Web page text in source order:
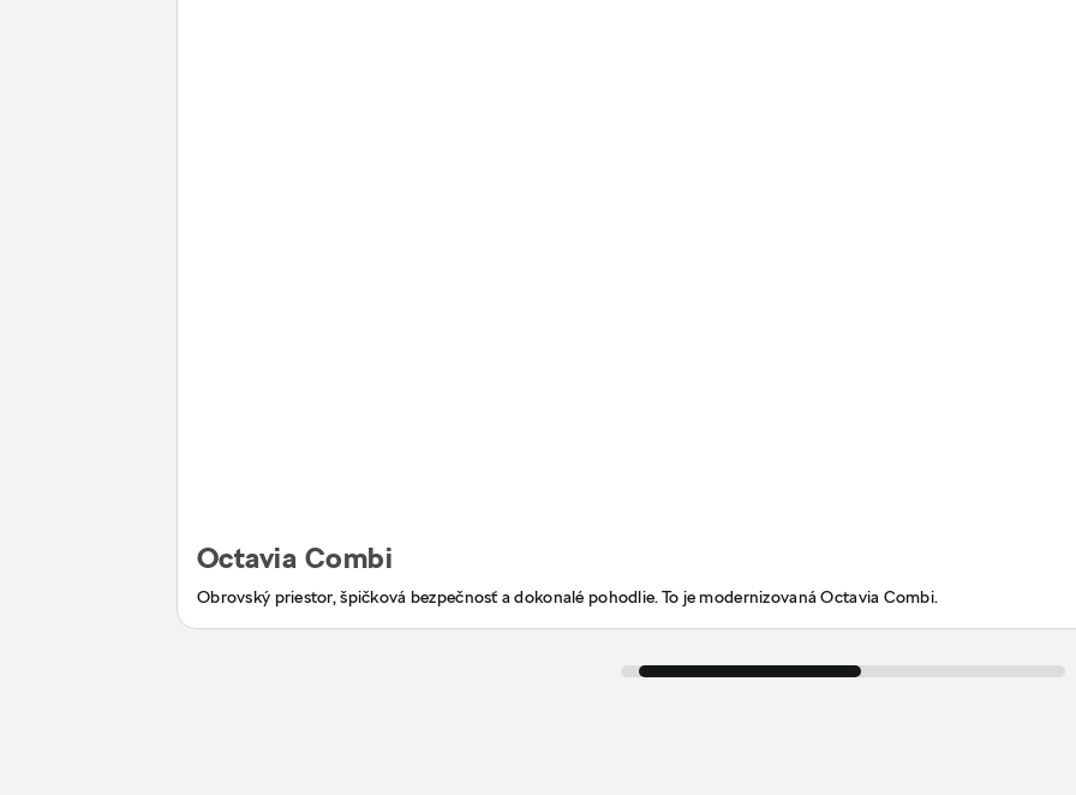
Octavia Combi
Obrovský priestor, špičková bezpečnosť a dokonalé pohodlie. To je modernizovaná Octavia Combi.